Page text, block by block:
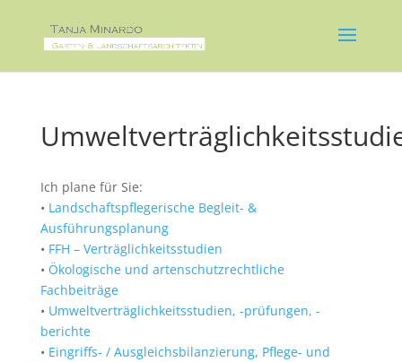
Ich plane für Sie:
• Landschaftspflegerische Begleit- &
Ausführungsplanung
• FFH – Verträglichkeitsstudien
• Ökologische und artenschutzrechtliche
Fachbeiträge
• Umweltverträglichkeitsstudien, -prüfungen, -
berichte
• Eingriffs- / Ausgleichsbilanzierung, Pflege- und